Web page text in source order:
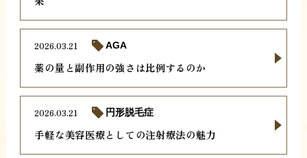
薬の量と副作用の強さは比例するのか
2026.03.21 AGA
手軽な美容医療としての注射療法の魅力
2026.03.21 円形脱毛症